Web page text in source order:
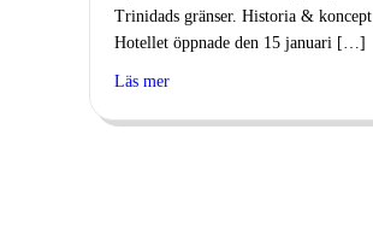
Trinidads gränser. Historia & koncept
Hotellet öppnade den 15 januari […]
Läs mer